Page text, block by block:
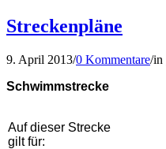
Streckenpläne
9. April 2013/0 Kommentare/in
Schwimmstrecke
Auf dieser Strecke
gilt für: